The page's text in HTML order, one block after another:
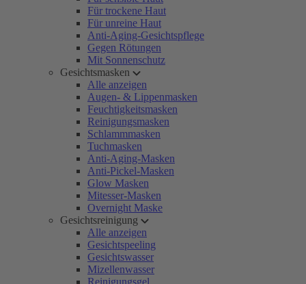
Für trockene Haut
Für unreine Haut
Anti-Aging-Gesichtspflege
Gegen Rötungen
Mit Sonnenschutz
Gesichtsmasken
Alle anzeigen
Augen- & Lippenmasken
Feuchtigkeitsmasken
Reinigungsmasken
Schlammmasken
Tuchmasken
Anti-Aging-Masken
Anti-Pickel-Masken
Glow Masken
Mitesser-Masken
Overnight Maske
Gesichtsreinigung
Alle anzeigen
Gesichtspeeling
Gesichtswasser
Mizellenwasser
Reinigungsgel